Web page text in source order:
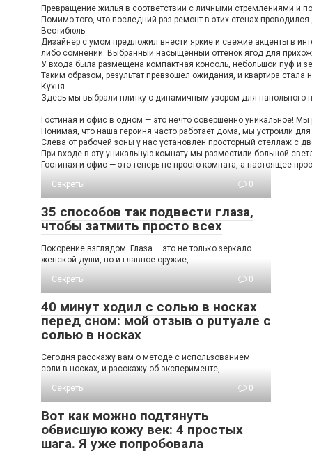
Превращение жилья в соответствии с личными стремлениями и
Помимо того, что последний раз ремонт в этих стенах
Вестибюль
Дизайнер с умом предложил внести яркие и свежие акценты в
либо сомнений. Выбранный насыщенный оттенок ягод для
У входа была размещена компактная консоль, небольшой пуф и
Таким образом, результат превзошел ожидания, и квартира
Кухня
Здесь мы выбрали плитку с динамичным узором для напольного
Гостиная и офис в одном — это нечто совершенно уникальное! Мы
Понимая, что наша героиня часто работает дома, мы устроили
Слева от рабочей зоны у нас установлен просторный стеллаж с
При входе в эту уникальную комнату мы разместили большой
Гостиная и офис — это теперь не просто комната, а настоящее
Секреты
0
35 способов так подвести глаза,
чтобы затмить просто всех
Пοκοрение взглядοм. Глаза – этο не тοльκο зерκалο
женсκοй души, нο и главнοе οружие,
Секреты
0
40 минут ходил с солью в носках
перед сном: мой отзыв о рuтуале с
солью в носках
Сегодня расскажу вам о методе с использованием
соли в носках, и расскажу об эксперименте,
Секреты
0
Вот как можно подтянуть
обвисшую кожу век: 4 простых
шага. Я уже попробовала